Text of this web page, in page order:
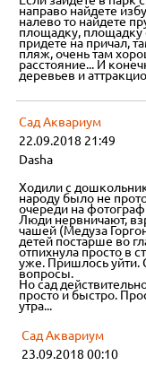
направо найдете
налево то найдете
площадку, площадку
придете на причал,
пляж, очень там
расстояние... И
деревьев и
Сад Аквариум
22.09.2018 21:49
Dasha
Ходили с
народу было не
очереди на
Люди нервничают,
чашей (Медуза
детей постарше во
отпихнула просто в
уже. Пришлось уйти.
вопросы.
Но сад
просто и быстро.
утра...
Сад Аквариум
23.09.2018 00:10